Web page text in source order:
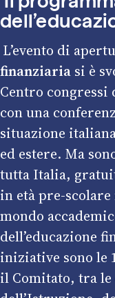
L’evento di
finanziaria si è
Centro congressi
con una
situazione
ed estere. Ma
tutta Italia,
in età pre-
mondo
dell’educazione
iniziative sono le
il Comitato, tra